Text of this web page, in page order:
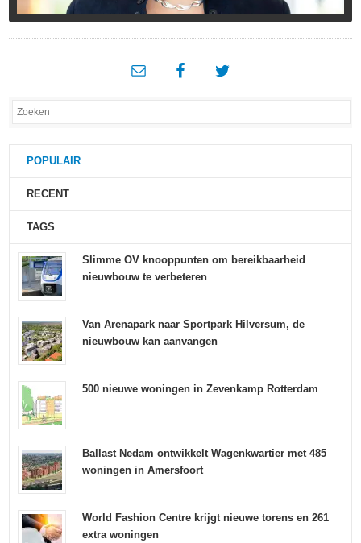
POPULAIR
RECENT
TAGS
Slimme OV knooppunten om bereikbaarheid
nieuwbouw te verbeteren
Van Arenapark naar Sportpark Hilversum, de
nieuwbouw kan aanvangen
500 nieuwe woningen in Zevenkamp Rotterdam
Ballast Nedam ontwikkelt Wagenkwartier met 485
woningen in Amersfoort
World Fashion Centre krijgt nieuwe torens en 261
extra woningen